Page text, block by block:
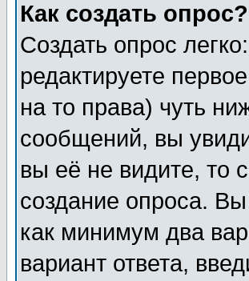
Как создать опрос?
Создать опрос
редактируете
на то права) чуть
сообщений, вы
вы её не видите, то
создание опроса.
как минимум два
вариант ответа,